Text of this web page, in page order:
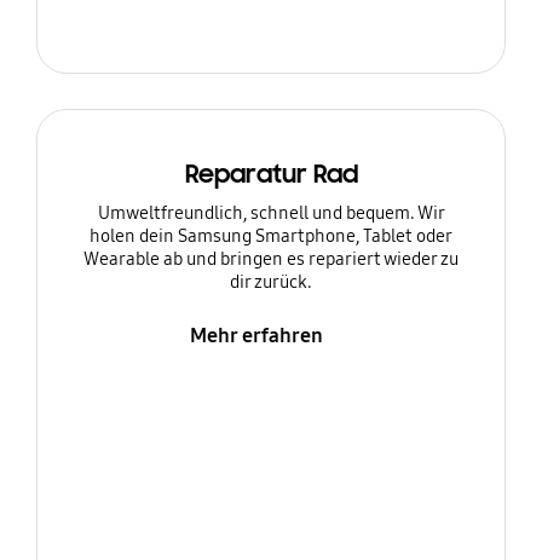
Reparatur Rad
Umweltfreundlich, schnell und bequem. Wir
holen dein Samsung Smartphone, Tablet oder
Wearable ab und bringen es repariert wieder zu
dir zurück.
Mehr erfahren